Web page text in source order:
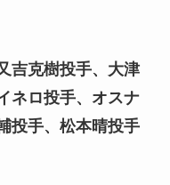
吉克樹投手、大津
ネロ投手、オスナ
投手、松本晴投手